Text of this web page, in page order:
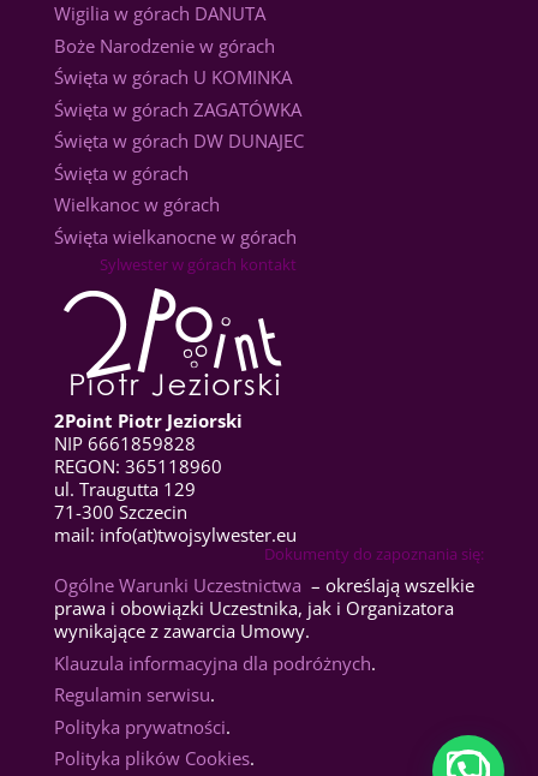
Wigilia w górach DANUTA
Boże Narodzenie w górach
Święta w górach U KOMINKA
Święta w górach ZAGATÓWKA
Święta w górach DW DUNAJEC
Święta w górach
Wielkanoc w górach
Święta wielkanocne w górach
Sylwester w górach kontakt
2Point Piotr Jeziorski
NIP 6661859828
REGON: 365118960
ul. Traugutta 129
71-300 Szczecin
mail: info(at)twojsylwester.eu
Dokumenty do zapoznania się:
Ogólne Warunki Uczestnictwa – określają wszelkie
prawa i obowiązki Uczestnika, jak i Organizatora
wynikające z zawarcia Umowy.
Klauzula informacyjna dla podróżnych.
Regulamin serwisu.
Polityka prywatności.
Polityka plików Cookies.